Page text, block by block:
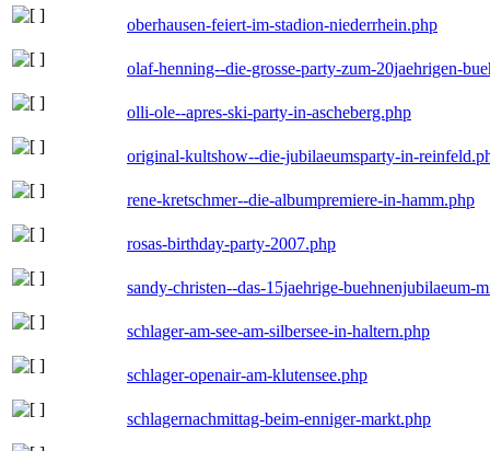
oberhausen-feiert-im-stadion-niederrhein.php
olaf-henning--die-grosse-party-zum-20jaehrigen-
olli-ole--apres-ski-party-in-ascheberg.php
original-kultshow--die-jubilaeumsparty-in-
rene-kretschmer--die-albumpremiere-in-hamm.php
rosas-birthday-party-2007.php
sandy-christen--das-15jaehrige-buehnenjubilaeum-
schlager-am-see-am-silbersee-in-haltern.php
schlager-openair-am-klutensee.php
schlagernachmittag-beim-enniger-markt.php